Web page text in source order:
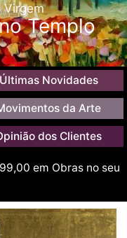
Virgem
Templo
Últimas Novidades
da Arte
dos Clientes
em Obras no seu